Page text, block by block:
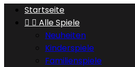
Startseite
  Alle Spiele
Neuheiten
Kinderspiele
Familienspiele